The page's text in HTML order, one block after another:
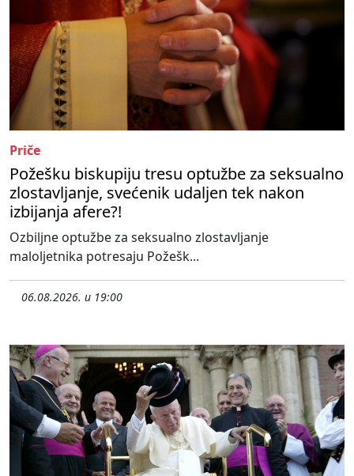
Priče
Požešku biskupiju tresu optužbe za seksualno
zlostavljanje, svećenik udaljen tek nakon
izbijanja afere?!
Ozbiljne optužbe za seksualno zlostavljanje
maloljetnika potresaju Požešk...
06.08.2026. u 19:00